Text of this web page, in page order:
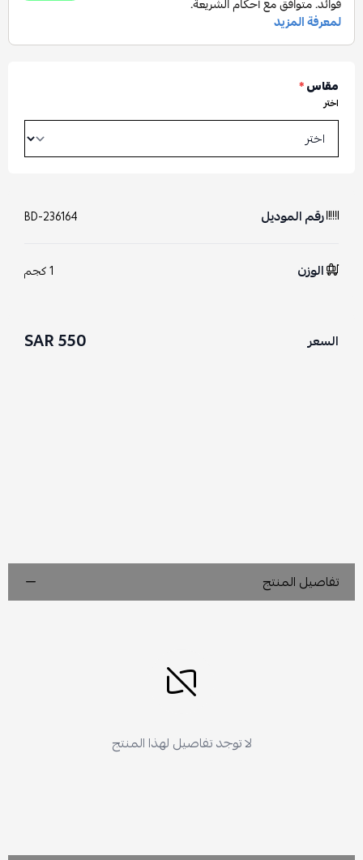
مقاس*
اختر
رقم الموديل BD-236164
الوزن 1 كجم
السعر 550 SAR
تفاصيل المنتج
لا توجد تفاصيل لهذا المنتج